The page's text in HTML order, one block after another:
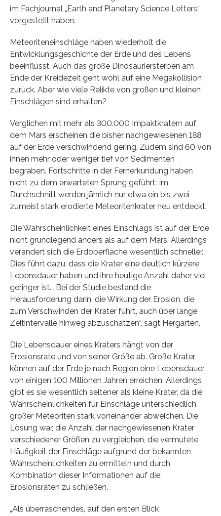
im Fachjournal „Earth and Planetary Science Letters“
vorgestellt haben.
Meteoriteneinschläge haben wiederholt die
Entwicklungsgeschichte der Erde und des Lebens
beeinflusst. Auch das große Dinosauriersterben am
Ende der Kreidezeit geht wohl auf eine Megakollision
zurück. Aber wie viele Relikte von großen und kleinen
Einschlägen sind erhalten?
Verglichen mit mehr als 300.000 Impaktkratern auf
dem Mars erscheinen die bisher nachgewiesenen 188
auf der Erde verschwindend gering. Zudem sind 60 von
ihnen mehr oder weniger tief von Sedimenten
begraben. Fortschritte in der Fernerkundung haben
nicht zu dem erwarteten Sprung geführt: Im
Durchschnitt werden jährlich nur etwa ein bis zwei
zumeist stark erodierte Meteoritenkrater neu entdeckt.
Die Wahrscheinlichkeit eines Einschlags ist auf der Erde
nicht grundlegend anders als auf dem Mars. Allerdings
verändert sich die Erdoberfläche wesentlich schneller.
Dies führt dazu, dass die Krater eine deutlich kürzere
Lebensdauer haben und ihre heutige Anzahl daher viel
geringer ist. „Bei der Studie bestand die
Herausforderung darin, die Wirkung der Erosion, die
zum Verschwinden der Krater führt, auch über lange
Zeitintervalle hinweg abzuschätzen“, sagt Hergarten.
Die Lebensdauer eines Kraters hängt von der
Erosionsrate und von seiner Größe ab. Große Krater
können auf der Erde je nach Region eine Lebensdauer
von einigen 100 Millionen Jahren erreichen. Allerdings
gibt es sie wesentlich seltener als kleine Krater, da die
Wahrscheinlichkeiten für Einschläge unterschiedlich
großer Meteoriten stark voneinander abweichen. Die
Lösung war, die Anzahl der nachgewiesenen Krater
verschiedener Größen zu vergleichen, die vermutete
Häufigkeit der Einschläge aufgrund der bekannten
Wahrscheinlichkeiten zu ermitteln und durch
Kombination dieser Informationen auf die
Erosionsraten zu schließen.
„Als überraschendes, auf den ersten Blick